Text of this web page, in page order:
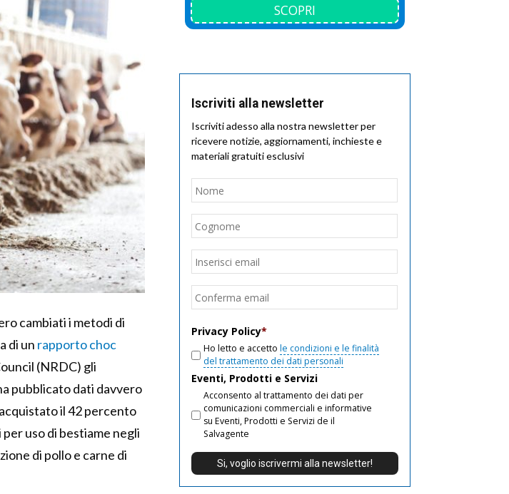
cambiati i metodi di
di un rapporto choc
(NRDC) gli
pubblicato dati davvero
il 42 percento
uso di bestiame negli
di pollo e carne di
SCOPRI
Iscriviti alla newsletter
Iscriviti adesso alla nostra newsletter per
ricevere notizie, aggiornamenti, inchieste e
materiali gratuiti esclusivi
Nome
Email
Privacy Policy*
Ho letto e accetto le condizioni e le finalità
del trattamento dei dati personali
Eventi, Prodotti e Servizi
Acconsento al trattamento dei dati per
comunicazioni commerciali e informative
su Eventi, Prodotti e Servizi de il
Salvagente